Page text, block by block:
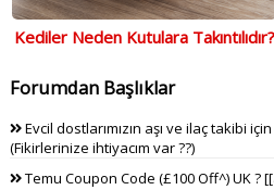
Kediler Neden Kutulara Takıntılıdır?
Forumdan Başlıklar
Evcil dostlarımızın aşı ve ilaç takibi
(Fikirlerinize ihtiyacım var ??)
Temu Coupon Code (£100 Off^) UK ?